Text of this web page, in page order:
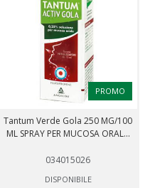
PROMO
Tantum Verde Gola 250 MG/100
ML SPRAY PER MUCOSA ORAL...
034015026
DISPONIBILE